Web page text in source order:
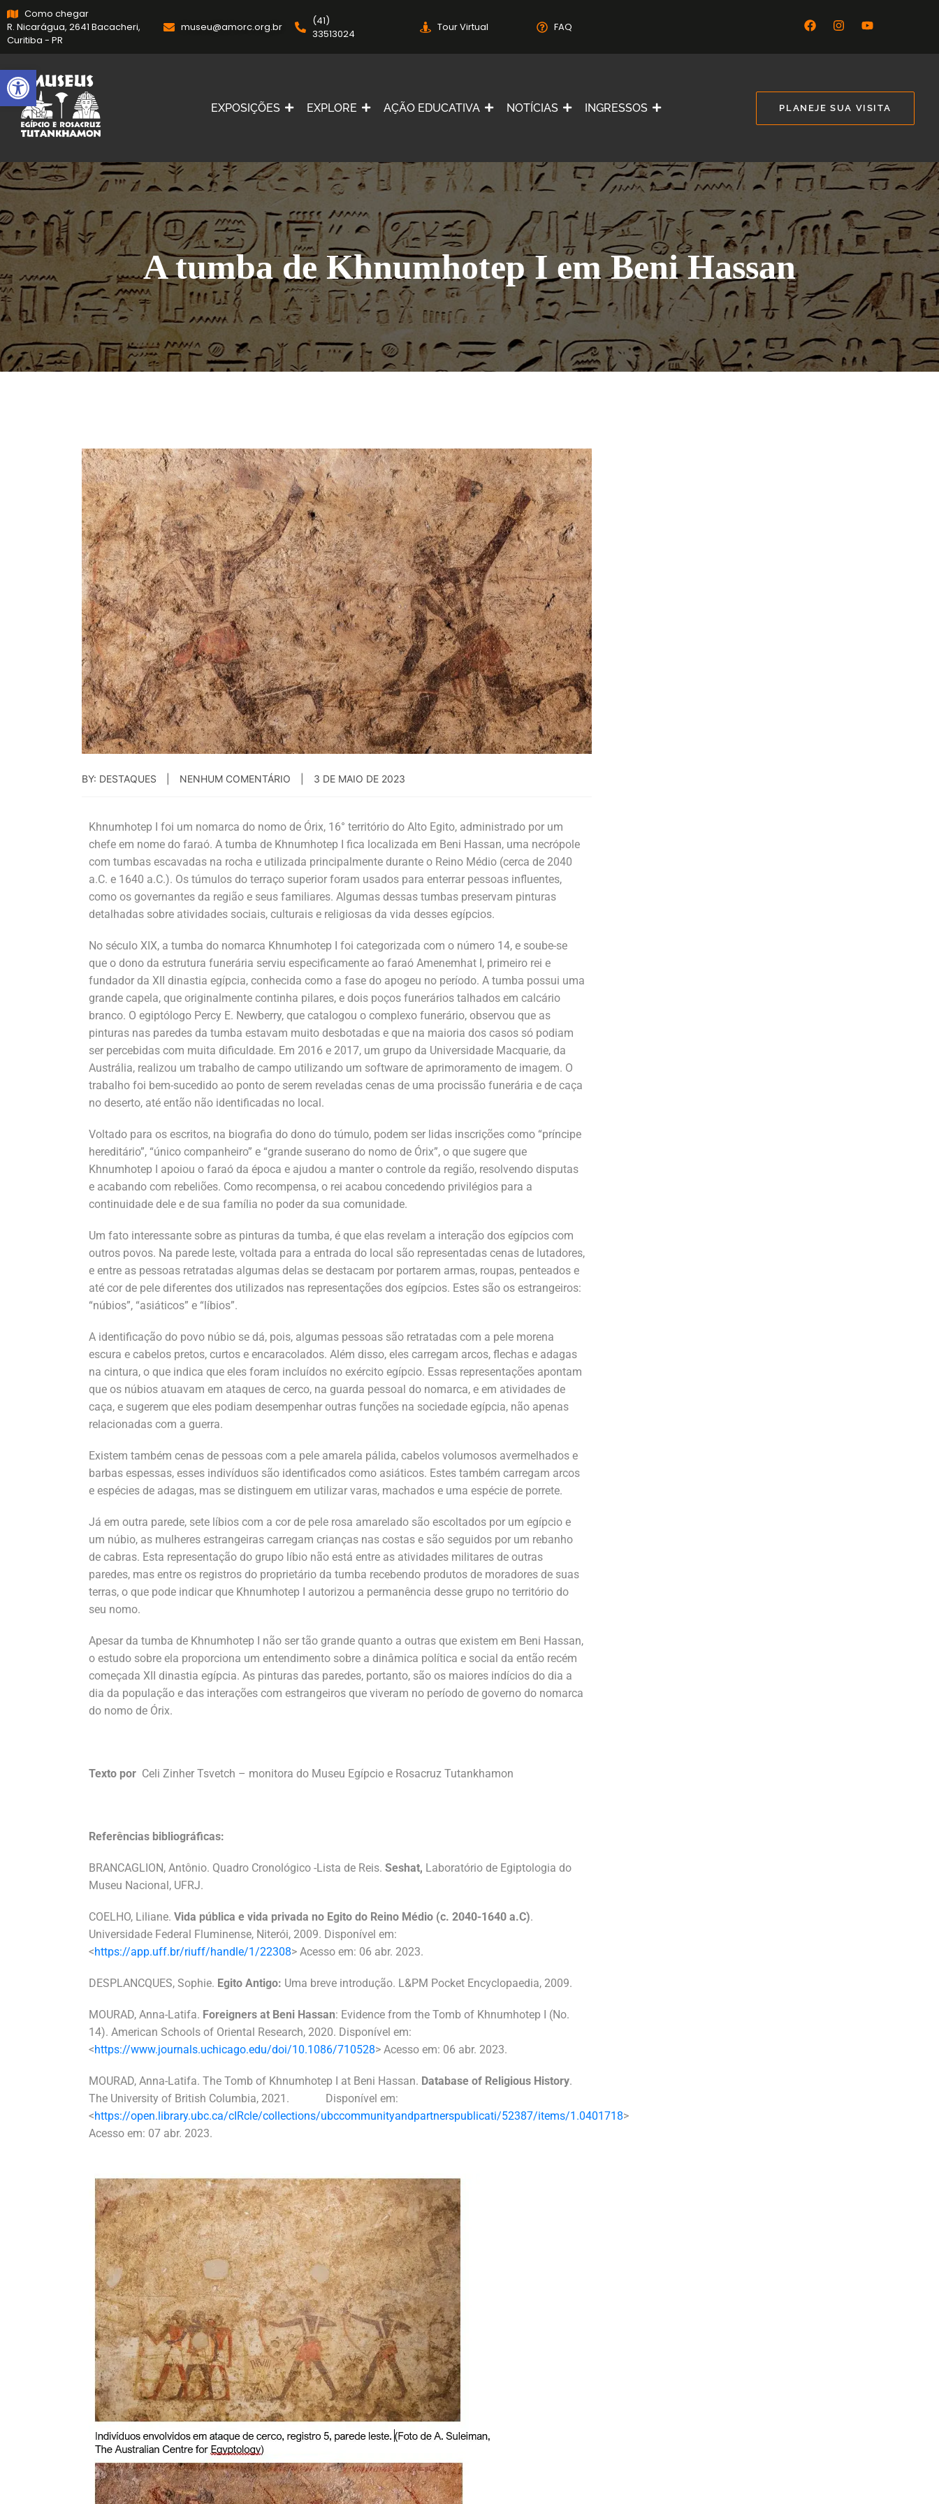
Como chegar
R. Nicarágua, 2641 Bacacheri,
Curitiba - PR
museu@amorc.org.br
(41)
33513024
Tour Virtual FAQ
EXPOSIÇÕES EXPLORE AÇÃO EDUCATIVA NOTÍCIAS INGRESSOS PLANEJE SUA VISITA
A tumba de Khnumhotep I em Beni Hassan
BY: DESTAQUES NENHUM COMENTÁRIO 3 DE MAIO DE 2023
Khnumhotep I foi um nomarca do nomo de Órix, 16° território do Alto Egito, administrado por um
chefe em nome do faraó. A tumba de Khnumhotep I fica localizada em Beni Hassan, uma necrópole
com tumbas escavadas na rocha e utilizada principalmente durante o Reino Médio (cerca de 2040
a.C. e 1640 a.C.). Os túmulos do terraço superior foram usados para enterrar pessoas influentes,
como os governantes da região e seus familiares. Algumas dessas tumbas preservam pinturas
detalhadas sobre atividades sociais, culturais e religiosas da vida desses egípcios.
No século XIX, a tumba do nomarca Khnumhotep I foi categorizada com o número 14, e soube-se
que o dono da estrutura funerária serviu especificamente ao faraó Amenemhat I, primeiro rei e
fundador da XII dinastia egípcia, conhecida como a fase do apogeu no período. A tumba possui uma
grande capela, que originalmente continha pilares, e dois poços funerários talhados em calcário
branco. O egiptólogo Percy E. Newberry, que catalogou o complexo funerário, observou que as
pinturas nas paredes da tumba estavam muito desbotadas e que na maioria dos casos só podiam
ser percebidas com muita dificuldade. Em 2016 e 2017, um grupo da Universidade Macquarie, da
Austrália, realizou um trabalho de campo utilizando um software de aprimoramento de imagem. O
trabalho foi bem-sucedido ao ponto de serem reveladas cenas de uma procissão funerária e de caça
no deserto, até então não identificadas no local.
Voltado para os escritos, na biografia do dono do túmulo, podem ser lidas inscrições como “príncipe
hereditário”, “único companheiro” e “grande suserano do nomo de Órix”, o que sugere que
Khnumhotep I apoiou o faraó da época e ajudou a manter o controle da região, resolvendo disputas
e acabando com rebeliões. Como recompensa, o rei acabou concedendo privilégios para a
continuidade dele e de sua família no poder da sua comunidade.
Um fato interessante sobre as pinturas da tumba, é que elas revelam a interação dos egípcios com
outros povos. Na parede leste, voltada para a entrada do local são representadas cenas de lutadores,
e entre as pessoas retratadas algumas delas se destacam por portarem armas, roupas, penteados e
até cor de pele diferentes dos utilizados nas representações dos egípcios. Estes são os estrangeiros:
“núbios”, “asiáticos” e “líbios”.
A identificação do povo núbio se dá, pois, algumas pessoas são retratadas com a pele morena
escura e cabelos pretos, curtos e encaracolados. Além disso, eles carregam arcos, flechas e adagas
na cintura, o que indica que eles foram incluídos no exército egípcio. Essas representações apontam
que os núbios atuavam em ataques de cerco, na guarda pessoal do nomarca, e em atividades de
caça, e sugerem que eles podiam desempenhar outras funções na sociedade egípcia, não apenas
relacionadas com a guerra.
Existem também cenas de pessoas com a pele amarela pálida, cabelos volumosos avermelhados e
barbas espessas, esses indivíduos são identificados como asiáticos. Estes também carregam arcos
e espécies de adagas, mas se distinguem em utilizar varas, machados e uma espécie de porrete.
Já em outra parede, sete líbios com a cor de pele rosa amarelado são escoltados por um egípcio e
um núbio, as mulheres estrangeiras carregam crianças nas costas e são seguidos por um rebanho
de cabras. Esta representação do grupo líbio não está entre as atividades militares de outras
paredes, mas entre os registros do proprietário da tumba recebendo produtos de moradores de suas
terras, o que pode indicar que Khnumhotep I autorizou a permanência desse grupo no território do
seu nomo.
Apesar da tumba de Khnumhotep I não ser tão grande quanto a outras que existem em Beni Hassan,
o estudo sobre ela proporciona um entendimento sobre a dinâmica política e social da então recém
começada XII dinastia egípcia. As pinturas das paredes, portanto, são os maiores indícios do dia a
dia da população e das interações com estrangeiros que viveram no período de governo do nomarca
do nomo de Órix.
Texto por Celi Zinher Tsvetch – monitora do Museu Egípcio e Rosacruz Tutankhamon
Referências bibliográficas:
BRANCAGLION, Antônio. Quadro Cronológico -Lista de Reis. Seshat, Laboratório de Egiptologia do
Museu Nacional, UFRJ.
COELHO, Liliane. Vida pública e vida privada no Egito do Reino Médio (c. 2040-1640 a.C).
Universidade Federal Fluminense, Niterói, 2009. Disponível em:
<https://app.uff.br/riuff/handle/1/22308> Acesso em: 06 abr. 2023.
DESPLANCQUES, Sophie. Egito Antigo: Uma breve introdução. L&PM Pocket Encyclopaedia, 2009.
MOURAD, Anna-Latifa. Foreigners at Beni Hassan: Evidence from the Tomb of Khnumhotep I (No.
14). American Schools of Oriental Research, 2020. Disponível em:
<https://www.journals.uchicago.edu/doi/10.1086/710528> Acesso em: 06 abr. 2023.
MOURAD, Anna-Latifa. The Tomb of Khnumhotep I at Beni Hassan. Database of Religious History.
The University of British Columbia, 2021. Disponível em:
<https://open.library.ubc.ca/cIRcle/collections/ubccommunityandpartnerspublicati/52387/items/1.0401718>
Acesso em: 07 abr. 2023.
Abrir a barra de ferramentas